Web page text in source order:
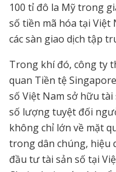
100 tỉ đô la Mỹ trong
số tiền mã hóa tại Việt
các sàn giao dịch tập
Trong khí đó, công ty
quan Tiền tệ
số Việt Nam sở hữu
số lượng tuyệt đối
không chỉ lớn về mặt
trong dân chúng, hiệu
đầu tư tài sản số tại